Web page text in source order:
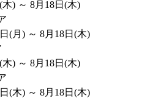
木) ～ 8月18日(木)
(月) ～ 8月18日(木)
木) ～ 8月18日(木)
(木) ～ 8月18日(木)